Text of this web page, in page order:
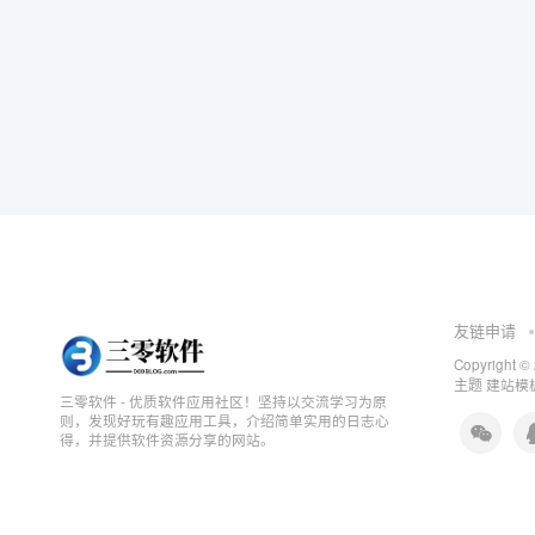
三零软件 - 优质软件应用社区！坚持以交流学习为原
则，发现好玩有趣应用工具，介绍简单实用的日志心
得，并提供软件资源分享的网站。
友链申请
Copyright
主题 建站模